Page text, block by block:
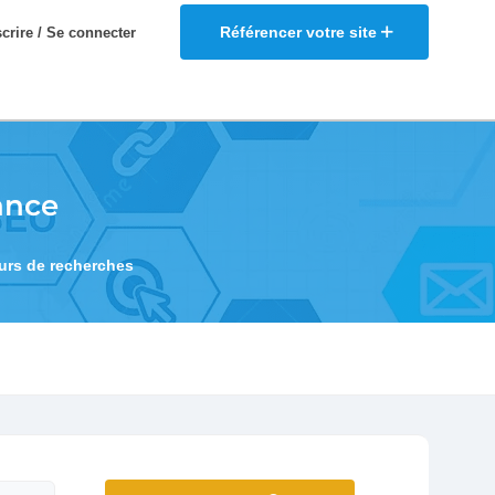
Référencer votre site
/ Se connecter
de recherches